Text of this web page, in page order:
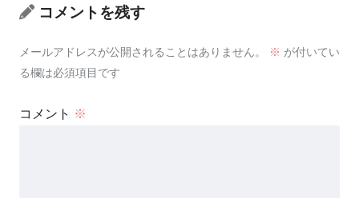
コメントを残す
メールアドレスが公開されることはありません。 ※ が付いてい
る欄は必須項目です
コメント ※